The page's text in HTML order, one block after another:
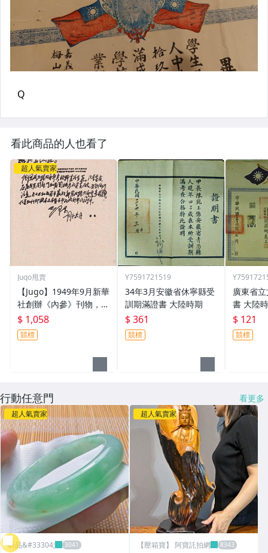
看此商品的人也看了
超人氣賣家
Jugo甩賣
【Jugo】1949年9月新華
社創辦《內參》刊物，毛
澤東著名的意見批語，此
為新華社高清印刷存檔清
樣(珍稀文獻，無折寄送)
~一元起標，郵資48元
$ 1,058
競標
Y7591721519
34年3月安徽省休寧縣受
訓期滿證書 大陸時期
$ 361
競標
廣東省
書 大陸
$ 121
競標
行動任意門 看更多
超人氣賣家
昕品&#33304;
超人氣賣家
【壓箱寶】 阿寶託拍網